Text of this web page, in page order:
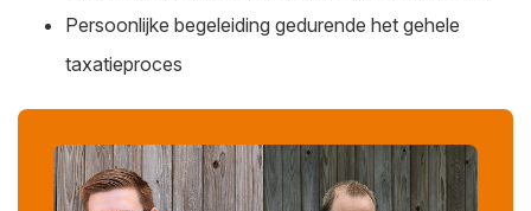
Persoonlijke begeleiding gedurende het gehele
taxatieproces
Kies voor
hoogste kwaliteit in agrarische taxaties. Neem vandaag
nog contact met ons open ontdek hoe wij u kunnen